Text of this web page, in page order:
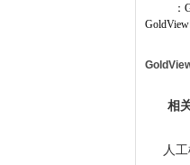
：
GoldView
相
人